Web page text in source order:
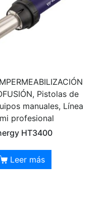
Pistolas de
manuales, Línea
profesional
HT3400
Leer más